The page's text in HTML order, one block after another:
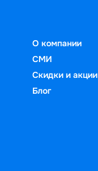
О компании
СМИ
Скидки и акции
Блог